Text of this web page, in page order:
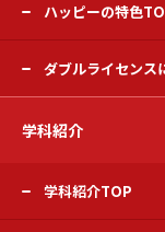
ハッピーの特色
ダブルライセンス
学科紹介
学科紹介TOP